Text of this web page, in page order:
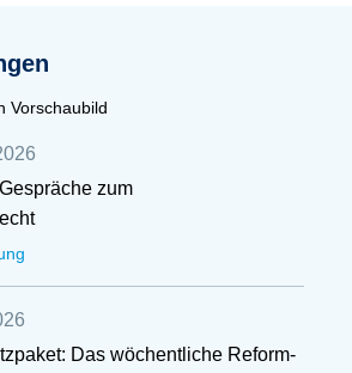
zum
Das wöchentliche Reform-